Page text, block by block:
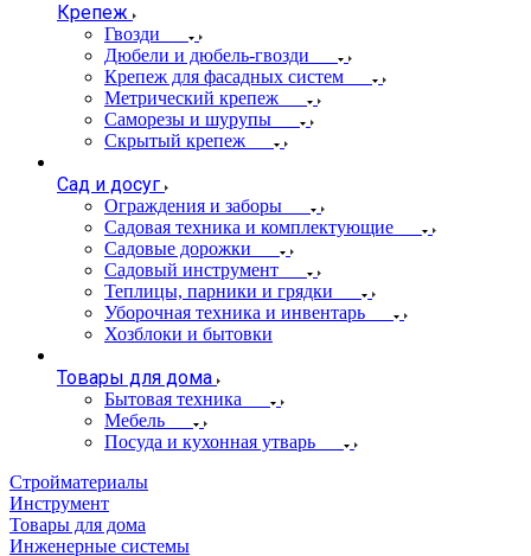
Крепеж
Гвозди
Дюбели и дюбель-гвозди
Крепеж для фасадных систем
Метрический крепеж
Саморезы и шурупы
Скрытый крепеж
Сад и досуг
Ограждения и заборы
Садовая техника и комплектующие
Садовые дорожки
Садовый инструмент
Теплицы, парники и грядки
Уборочная техника и инвентарь
Хозблоки и бытовки
Товары для дома
Бытовая техника
Мебель
Посуда и кухонная утварь
Стройматериалы
Инструмент
Товары для дома
Инженерные системы